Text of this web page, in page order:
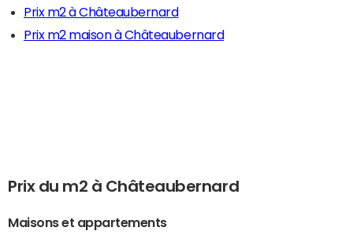
Prix m2 à Châteaubernard
Prix m2 maison à Châteaubernard
Prix du m2 à Châteaubernard
Maisons et appartements